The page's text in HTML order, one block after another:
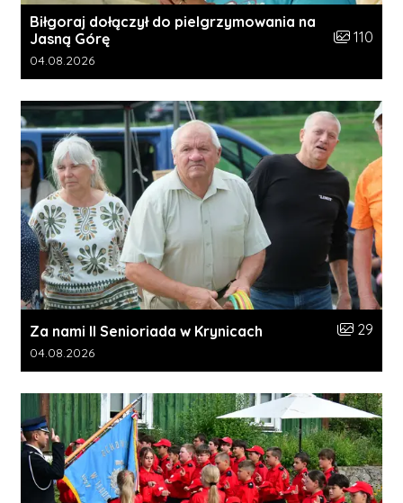
Biłgoraj dołączył do pielgrzymowania na
Jasną Górę
Liczba
110
Data dodania galerii:
04.08.2026
Za nami II Senioriada w Krynicach Liczba
29
Data dodania galerii:
04.08.2026